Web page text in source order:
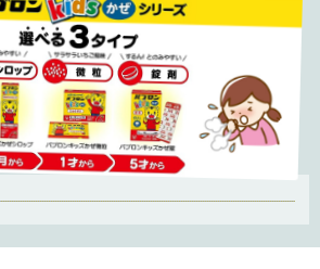
VNM
BRA
IDN
ESP
FRA
PRT